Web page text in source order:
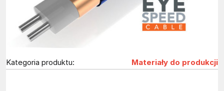
Kategoria produktu: Materiały do produkcji